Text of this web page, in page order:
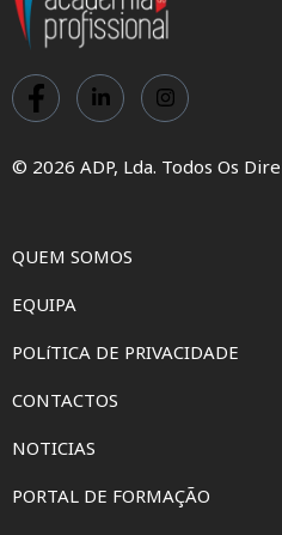
© 2026 ADP, Lda. Todos Os
QUEM SOMOS
EQUIPA
POLíTICA DE PRIVACIDADE
CONTACTOS
NOTICIAS
PORTAL DE FORMAÇÃO